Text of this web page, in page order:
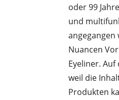
oder 99
und
angegangen
Nuancen
Eyeliner.
weil die
Produkten